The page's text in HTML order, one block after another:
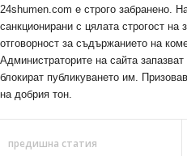
24shumen.com е строго забранено.
санкционирани с цялата строгост на
отговорност за съдържанието на
Администраторите на сайта
блокират публикуването им.
на добрия тон.
предишна статия